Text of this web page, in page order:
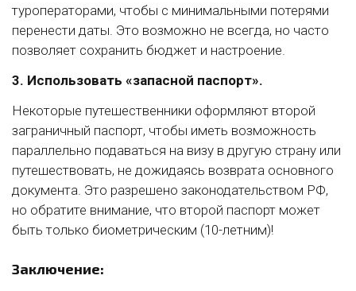
туроператорами, чтобы с минимальными потерями
перенести даты. Это возможно не всегда, но часто
позволяет сохранить бюджет и настроение.
3. Использовать «запасной паспорт».
Некоторые путешественники оформляют второй
заграничный паспорт, чтобы иметь возможность
параллельно подаваться на визу в другую страну или
путешествовать, не дожидаясь возврата основного
документа. Это разрешено законодательством РФ,
но обратите внимание, что второй паспорт может
быть только биометрическим (10-летним)!
Заключение: